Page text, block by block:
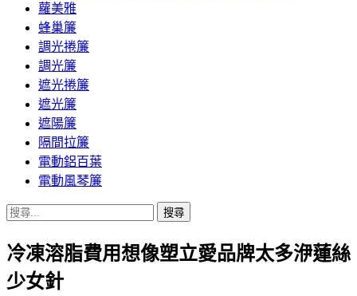
蘿美雅
蜂巢簾
調光捲簾
調光簾
遮光捲簾
遮光簾
遮陽簾
隔間拉簾
電動鋁百葉
電動風琴簾
搜
關
鍵
字:
冷凍溶脂費用想像塑立愛品牌太多洢蓮絲
少女針